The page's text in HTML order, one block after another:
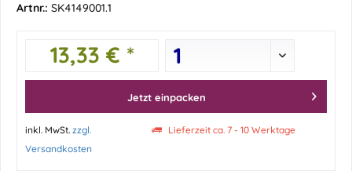
Artnr.: SK4149001.1
13,33 € *
Jetzt einpacken
inkl. MwSt. zzgl.
Versandkosten
Lieferzeit ca. 7 - 10 Werktage